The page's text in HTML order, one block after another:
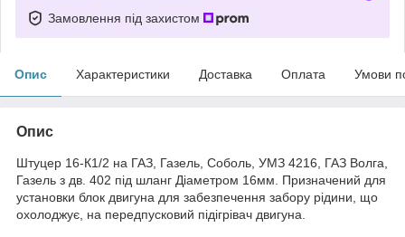
Замовлення під захистом
Опис Характеристики Доставка Оплата Умови
Опис
Штуцер 16-К1/2 на ГАЗ, Газель, Соболь, УМЗ 4216, ГАЗ Волга,
Газель з дв. 402 під шланг Діаметром 16мм. Призначений для
установки блок двигуна для забезпечення забору рідини, що
охолоджує, на передпусковий підігрівач двигуна.